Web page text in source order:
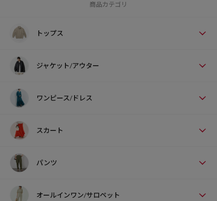
商品カテゴリ
トップス
ジャケット/アウター
ワンピース/ドレス
スカート
パンツ
オールインワン/サロペット